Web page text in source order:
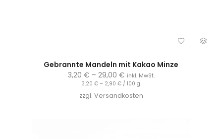
Gebrannte Mandeln mit Kakao Minze
3,20 € – 29,00 € inkl. MwSt.
3,20 € – 2,90 € / 100 g
zzgl. Versandkosten